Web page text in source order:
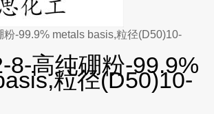
粉-99.9% metals basis,粒径(D50)10-
8-高纯硼粉-99.9%
粒径(D50)10-